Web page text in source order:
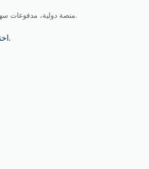
ابقَ على اتصال مع شحن الرصيد لـBoost Mobile USA في United States. منصة دولية، مدفوعات سهلة وتسليم فوري للرصيد.
اختر البلد والمشغل، أو ببساطة أدخل رقم المستفيد وسنحدد مزود الخدمة.